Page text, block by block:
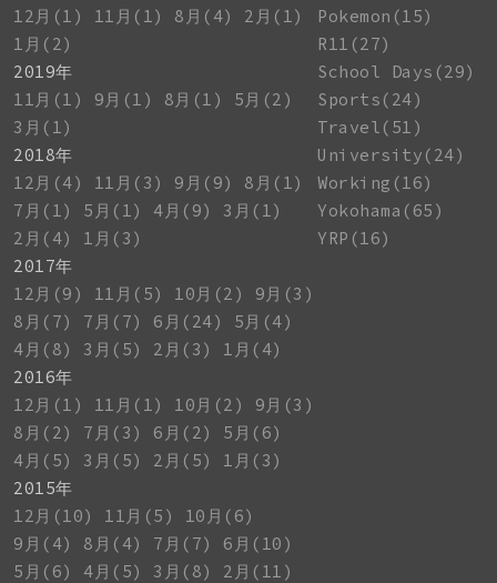
12月(1)
11月(1) 8月(4)
2月(1)
1月(2)
2019年
11月(1)
9月(1) 8月(1)
5月(2)
3月(1)
2018年
12月(4)
11月(3) 9月(9)
8月(1)
7月(1)
5月(1) 4月(9)
3月(1)
2月(4)
1月(3)
2017年
12月(9)
11月(5) 10月(2)
9月(3)
8月(7)
7月(7) 6月(24)
5月(4)
4月(8)
3月(5) 2月(3)
1月(4)
2016年
12月(1)
11月(1) 10月(2)
9月(3)
8月(2)
7月(3) 6月(2)
5月(6)
4月(5)
3月(5) 2月(5)
1月(3)
2015年
12月(10)
11月(5)
10月(6)
9月(4)
8月(4) 7月(7)
6月(10)
5月(6)
4月(5) 3月(8)
2月(11)
Pokemon(15)
R11(27)
School Days(29)
Sports(24)
Travel(51)
University(24)
Working(16)
Yokohama(65)
YRP(16)